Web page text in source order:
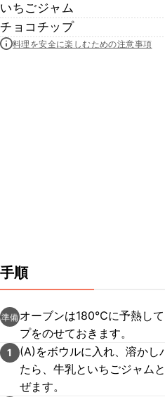
いちごジャム
チョコチップ
料理を安全に楽しむための注意事項
手順
準備 オーブンは180℃に予熱し
プをのせておきます。
1
(A)をボウルに入れ、溶かし
たら、牛乳といちごジャム
ぜます。